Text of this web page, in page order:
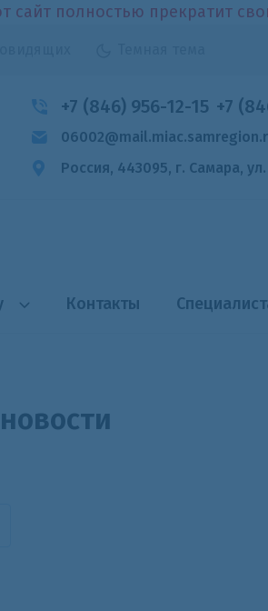
сайт полностью прекратит
+7 (846) 956-12-15 +7
Россия, 443095, г. Самара,
Контакты